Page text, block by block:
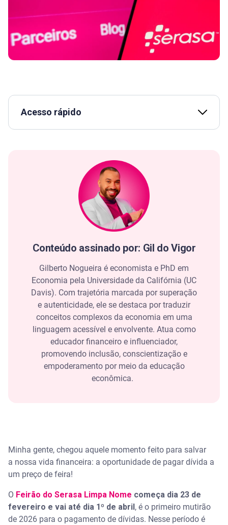
Acesso rápido
Assista | Quais dívidas dá para pagar no feirão?
Como funciona o Feirão Serasa Limpa Nome 2026?
Quando será o Feirão Serasa Limpa Nome em
Que tipo de dívida posso pagar no Feirão?
Como limpar o nome no Feirão da Serasa?
Negociar pelo site ou app
Negociar pelo WhatsApp
Fique atento contra golpes em nome da Serasa
Você merece um nome limpo
Quando tem Feirão Limpa nome 2026?
Quando faz acordo na Serasa o nome já fica
limpo?
Conteúdo assinado por: Gil do Vigor
Gilberto Nogueira é economista e PhD em
Economia pela Universidade da Califórnia (UC
Davis). Com trajetória marcada por superação
e autenticidade, ele se destaca por traduzir
conceitos complexos da economia em uma
linguagem acessível e envolvente. Atua como
educador financeiro e influenciador,
promovendo inclusão, conscientização e
empoderamento por meio da educação
econômica.
Minha gente, chegou aquele momento feito para salvar
a nossa vida financeira: a oportunidade de pagar dívida a
um preço de feira!
O Feirão do Serasa Limpa Nome começa dia 23 de
fevereiro e vai até dia 1º de abril , é o primeiro mutirão
de 2026 para o pagamento de dívidas. Nesse período é